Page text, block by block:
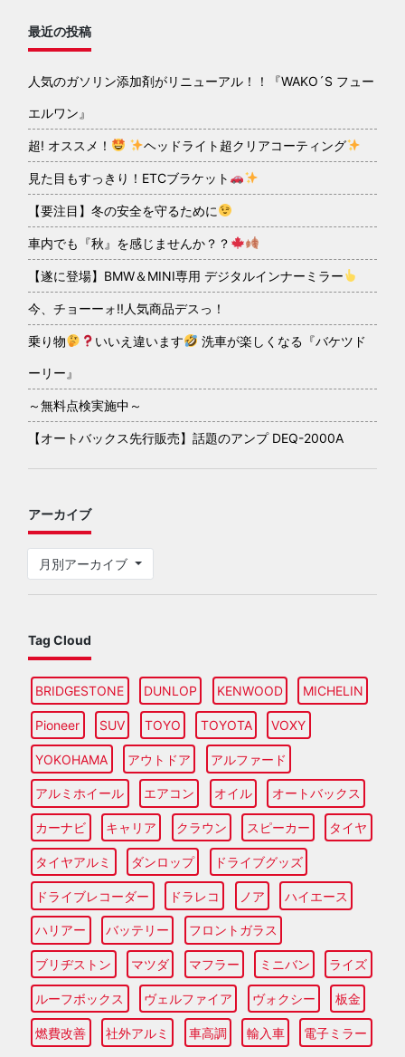
最近の投稿
人気のガソリン添加剤がリニューアル！！『WAKO´S フュー
エルワン』
超! オススメ！ ヘッドライト超クリアコーティング
見た目もすっきり！ETCブラケット
【要注目】冬の安全を守るために
車内でも『秋』を感じませんか？？
【遂に登場】BMW＆MINI専用 デジタルインナーミラー
今、チョーーォ!!人気商品デスっ！
乗り物 いいえ違います 洗車が楽しくなる『バケツド
ーリー』
～無料点検実施中～
【オートバックス先行販売】話題のアンプ DEQ-2000A
アーカイブ
月別アーカイブ
Tag Cloud
BRIDGESTONE DUNLOP KENWOOD MICHELIN
Pioneer SUV TOYO TOYOTA VOXY
YOKOHAMA アウトドア アルファード
アルミホイール エアコン オイル オートバックス
カーナビ キャリア クラウン スピーカー タイヤ
タイヤアルミ ダンロップ ドライブグッズ
ドライブレコーダー ドラレコ ノア ハイエース
ハリアー バッテリー フロントガラス
ブリヂストン マツダ マフラー ミニバン ライズ
ルーフボックス ヴェルファイア ヴォクシー 板金
燃費改善 社外アルミ 車高調 輸入車 電子ミラー